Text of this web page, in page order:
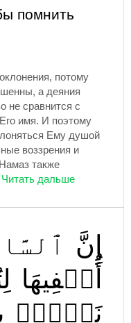
помнить
потому
а деяния
не сравнится с
имя. И поэтому
Ему душой
воззрения и
также
إِنَّ
أُخۡفِيهَا
نَفۡسِۭ